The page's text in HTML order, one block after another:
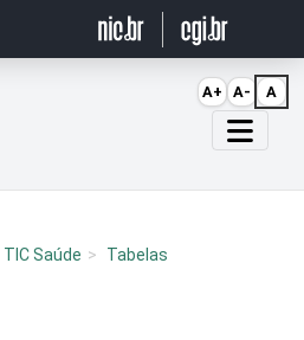
TIC Saúde
Tabelas
A+ A- A